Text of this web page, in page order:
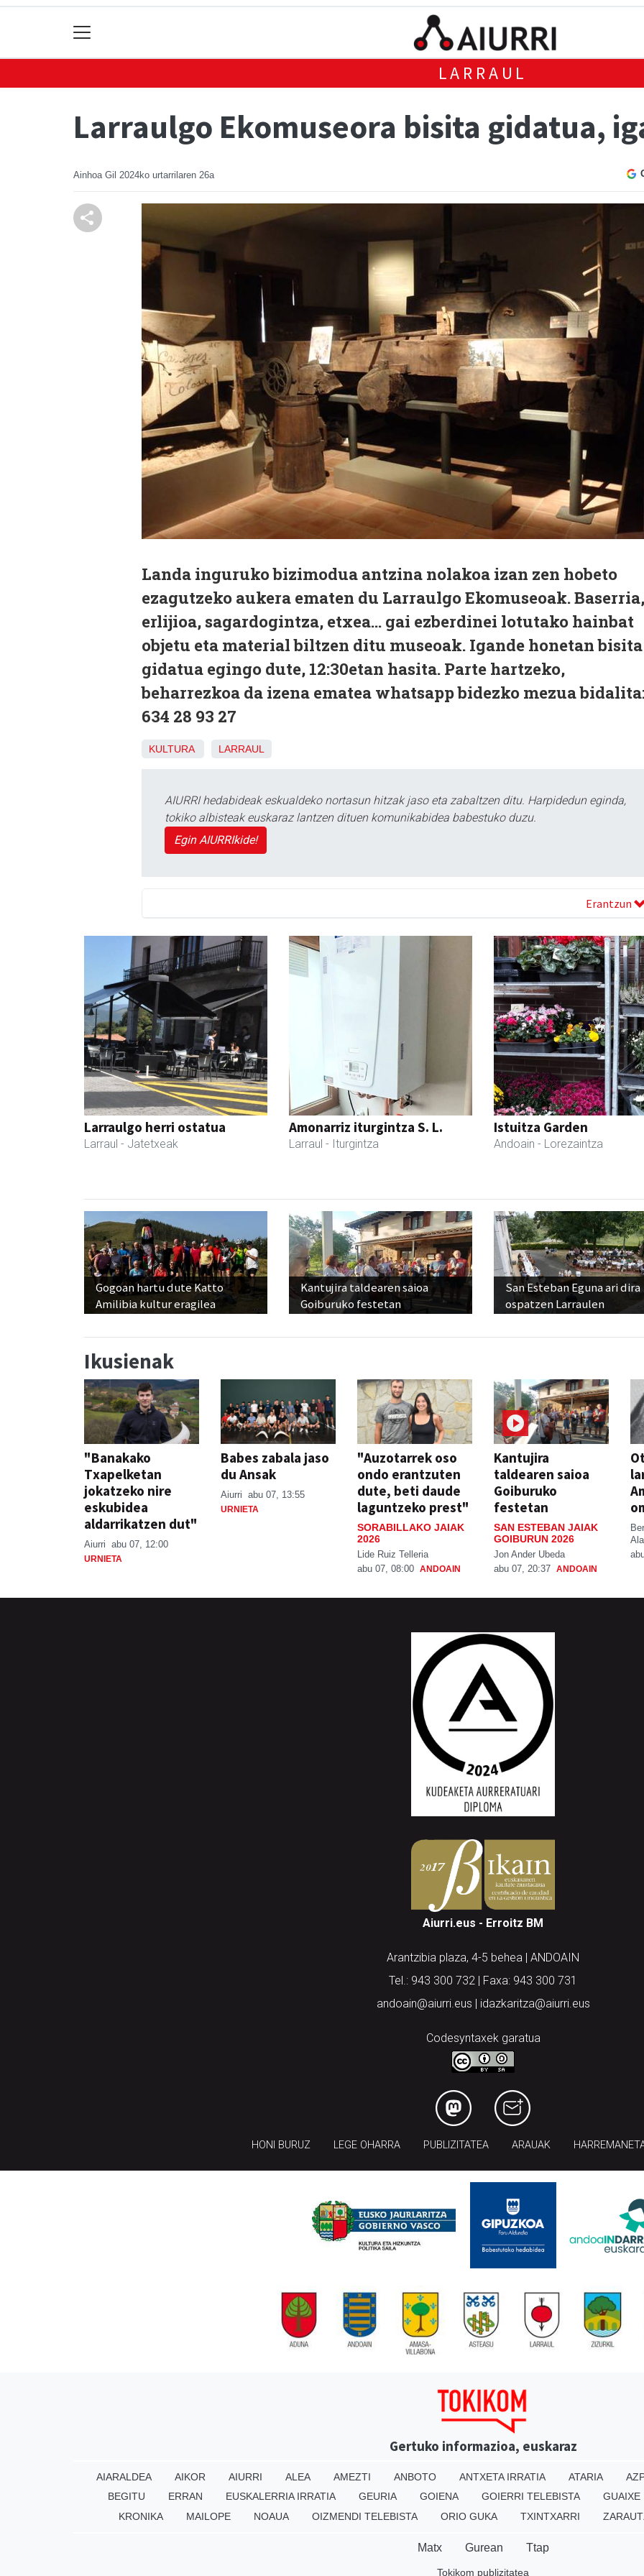
LARRAUL
Larraulgo Ekomuseora bisita gidatua,
Ainhoa Gil 2024ko urtarrilaren 26a
Landa inguruko bizimodua antzina nolakoa izan zen hobeto
ezagutzeko aukera ematen du Larraulgo Ekomuseoak. Baserria,
erlijioa, sagardogintza, etxea... gai ezberdinei lotutako hainbat
objetu eta material biltzen ditu museoak. Igande honetan bisita
gidatua egingo dute, 12:30etan hasita. Parte hartzeko,
beharrezkoa da izena ematea whatsapp bidezko mezua
634 28 93 27
KULTURA LARRAUL
AIURRI hedabideak eskualdeko nortasun hitzak jaso eta zabaltzen ditu. Harpidedun eginda,
tokiko albisteak euskaraz lantzen dituen komunikabidea babestuko duzu.
Egin AIURRIkide!
Erantzun
Larraulgo herri ostatua
Larraul - Jatetxeak
Amonarriz iturgintza S. L.
Larraul - Iturgintza
Istuitza Garden
Andoain - Lorezaintza
Gogoan hartu dute Katto
Amilibia kultur eragilea
Kantujira taldearen saioa
Goiburuko festetan
San Esteban Eguna ari dira
ospatzen Larraulen
Ikusienak
"Banakako
Txapelketan
jokatzeko nire
eskubidea
aldarrikatzen dut"
Aiurri abu 07, 12:00
URNIETA
Babes zabala jaso
du Ansak
Aiurri abu 07, 13:55
URNIETA
"Auzotarrek oso
ondo erantzuten
dute, beti daude
laguntzeko prest"
SORABILLAKO JAIAK
2026
Lide Ruiz Telleria
abu 07, 08:00 ANDOAIN
Kantujira
taldearen saioa
Goiburuko
festetan
SAN ESTEBAN JAIAK
GOIBURUN 2026
Jon Ander Ubeda
abu 07, 20:37 ANDOAIN
Aiurri.eus - Erroitz BM
Arantzibia plaza, 4-5 behea | ANDOAIN
Tel.: 943 300 732 | Faxa: 943 300 731
andoain@aiurri.eus | idazkaritza@aiurri.eus
Codesyntaxek garatua
HONI BURUZ LEGE OHARRA PUBLIZITATEA ARAUAK
Gertuko informazioa, euskaraz
AIARALDEA AIKOR AIURRI ALEA AMEZTI ANBOTO ANTXETA IRRATIA ATARIA
BEGITU
ERRAN EUSKALERRIA IRRATIA GEURIA GOIENA GOIERRI TELEBISTA
GUAIXE
KRONIKA
MAILOPE NOAUA OIZMENDI TELEBISTA ORIO GUKA TXINTXARRI
Matx Gurean Ttap
Tokikom publizitatea